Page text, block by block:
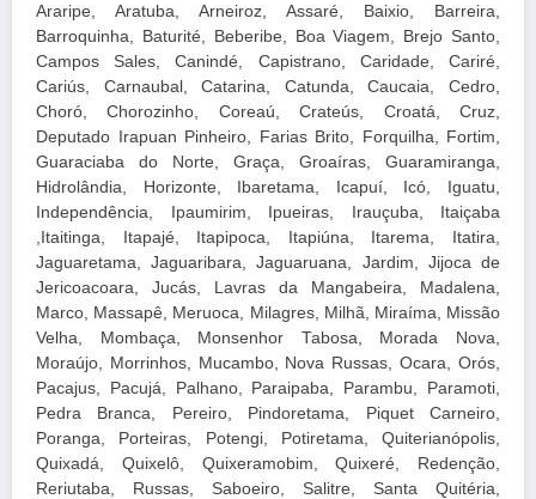
Araripe, Aratuba, Arneiroz, Assaré, Baixio, Barreira,
Barroquinha, Baturité, Beberibe, Boa Viagem, Brejo Santo,
Campos Sales, Canindé, Capistrano, Caridade, Cariré,
Cariús, Carnaubal, Catarina, Catunda, Caucaia, Cedro,
Choró, Chorozinho, Coreaú, Crateús, Croatá, Cruz,
Deputado Irapuan Pinheiro, Farias Brito, Forquilha, Fortim,
Guaraciaba do Norte, Graça, Groaíras, Guaramiranga,
Hidrolândia, Horizonte, Ibaretama, Icapuí, Icó, Iguatu,
Independência, Ipaumirim, Ipueiras, Irauçuba, Itaiçaba
,Itaitinga, Itapajé, Itapipoca, Itapiúna, Itarema, Itatira,
Jaguaretama, Jaguaribara, Jaguaruana, Jardim, Jijoca de
Jericoacoara, Jucás, Lavras da Mangabeira, Madalena,
Marco, Massapê, Meruoca, Milagres, Milhã, Miraíma, Missão
Velha, Mombaça, Monsenhor Tabosa, Morada Nova,
Moraújo, Morrinhos, Mucambo, Nova Russas, Ocara, Orós,
Pacajus, Pacujá, Palhano, Paraipaba, Parambu, Paramoti,
Pedra Branca, Pereiro, Pindoretama, Piquet Carneiro,
Poranga, Porteiras, Potengi, Potiretama, Quiterianópolis,
Quixadá, Quixelô, Quixeramobim, Quixeré, Redenção,
Reriutaba, Russas, Saboeiro, Salitre, Santa Quitéria,